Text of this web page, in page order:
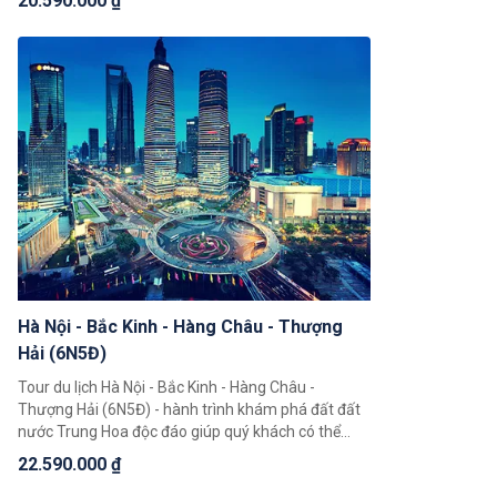
trải nghiệm độc đáo giúp quý khách có thể chiêm
ngưỡng toàn cảnh đất nước Trung Hoa với những
cảnh đẹp thiên nhiên hùng vĩ cùng nền văn hoá và
với bề dày lịch sử bậc nhất Châu Á.
Hà Nội - Bắc Kinh - Hàng Châu - Thượng
Hải (6N5Đ)
Tour du lịch Hà Nội - Bắc Kinh - Hàng Châu -
Thượng Hải (6N5Đ) - hành trình khám phá đất đất
nước Trung Hoa độc đáo giúp quý khách có thể
chiêm ngưỡng toàn cảnh đất nước Trung Hoa rộng
lớn, khám phá một loạt 3 thành phố nổi tiếng là
22.590.000 ₫